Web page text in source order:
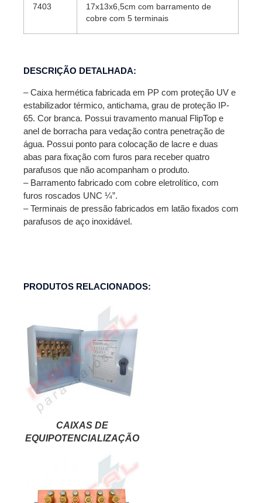
7403
17x13x6,5cm com barramento de
cobre com 5 terminais
DESCRIÇÃO DETALHADA:
– Caixa hermética fabricada em PP com proteção UV e
estabilizador térmico, antichama, grau de proteção IP-
65. Cor branca. Possui travamento manual FlipTop e
anel de borracha para vedação contra penetração de
água. Possui ponto para colocação de lacre e duas
abas para fixação com furos para receber quatro
parafusos que não acompanham o produto.
– Barramento fabricado com cobre eletrolítico, com
furos roscados UNC ¼”.
– Terminais de pressão fabricados em latão fixados com
parafusos de aço inoxidável.
PRODUTOS RELACIONADOS:
CAIXAS DE
EQUIPOTENCIALIZAÇÃO